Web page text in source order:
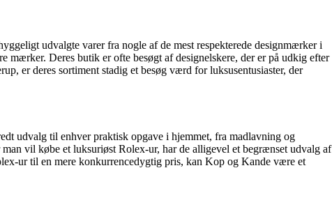
udvalgte varer fra nogle af de mest respekterede designmærker i
Deres butik er ofte besøgt af designelskere, der er på udkig efter
er deres sortiment stadig et besøg værd for luksusentusiaster, der
udvalg til enhver praktisk opgave i hjemmet, fra madlavning og
vil købe et luksuriøst Rolex-ur, har de alligevel et begrænset udvalg af
ur til en mere konkurrencedygtig pris, kan Kop og Kande være et